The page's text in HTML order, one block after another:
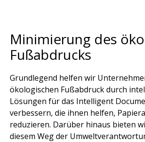
Minimierung des
Fußabdrucks
Grundlegend helfen wir
ökologischen Fußabdruck durch
Lösungen für das Intelligent
verbessern, die ihnen helfen,
reduzieren. Darüber hinaus bieten
diesem Weg der